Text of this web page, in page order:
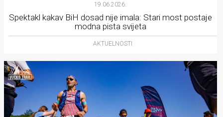
19.06.2026.
Spektakl kakav BiH dosad nije imala: Stari most postaje
modna pista svijeta
AKTUELNOSTI